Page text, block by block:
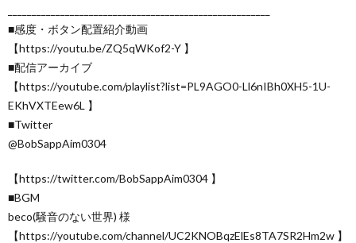
■感度・ボタン配置紹介動画
【https://youtu.be/ZQ5qWKof2-Y 】
■配信アーカイブ
【https://youtube.com/playlist?list=PL9AGO0-Ll6nIBh0XH5-1U-
EKhVXTEew6L 】
■Twitter
@BobSappAim0304
【https://twitter.com/BobSappAim0304 】
■BGM
beco(騒音のない世界) 様
【https://youtube.com/channel/UC2KNOBqzElEs8TA7SR2Hm2w 】